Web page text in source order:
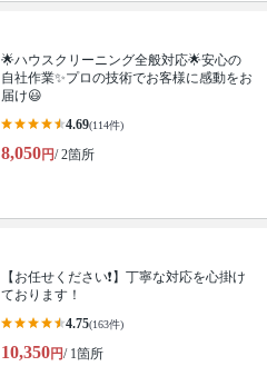
🌟ハウスクリーニング全般対応🌟安心の
自社作業✨プロの技術でお客様に感動をお
届け😃
4.69(114件)
8,050円/ 2箇所
【お任せください❗️】丁寧な対応を心掛け
ております！
4.75(163件)
10,350円/ 1箇所